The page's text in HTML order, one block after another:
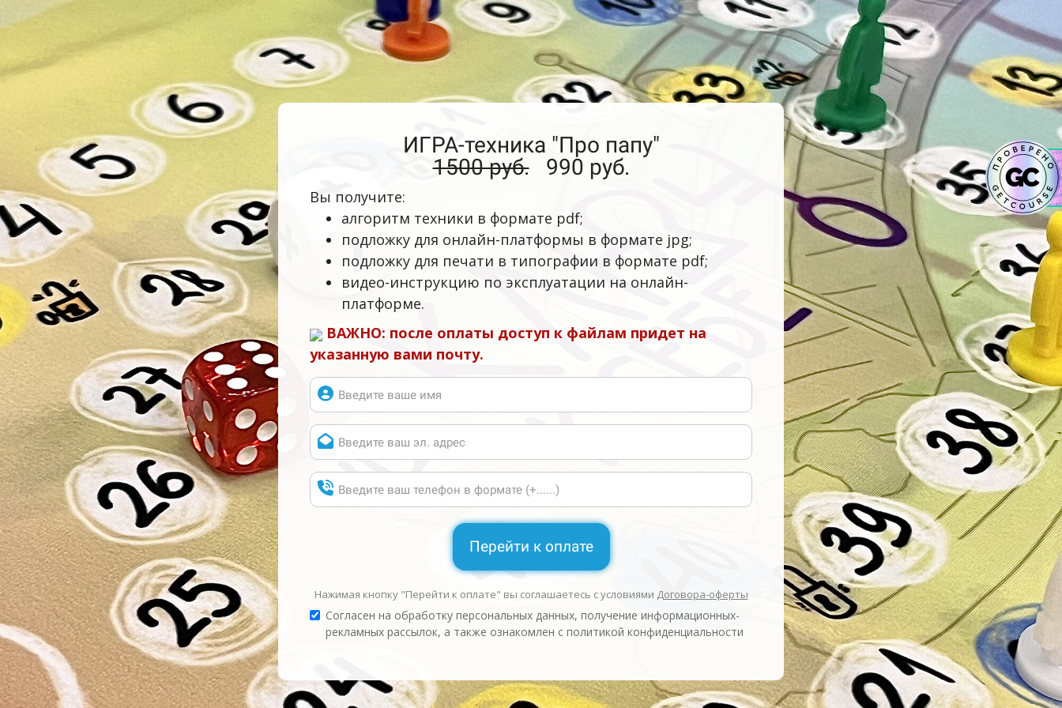
ИГРА-техника "Про папу"
1500 руб.990 руб.
Вы получите:
алгоритм техники в формате pdf;
подложку для онлайн-платформы в формате jpg;
подложку для печати в типографии в формате pdf;
видео-инструкцию по эксплуатации на онлайн-
платформе.
ВАЖНО: после оплаты доступ к файлам придет на
указанную вами почту.
Перейти к оплате
Нажимая кнопку "Перейти к оплате" вы соглашаетесь с условиями Договора-оферты
Согласен на обработку персональных данных, получение информационных-
рекламных рассылок, а также ознакомлен с политикой конфиденциальности